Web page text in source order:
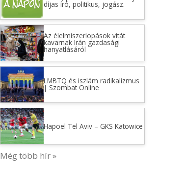
Hapoel Tel Aviv – GKS Katowice
Ijesztő, milyen könnyedén
tudnak játszadozni amerikai
városok ivóvizével
Magabiztos izraeli siker a DVTK
Stadionban – fotókon a meccs
pillanatai
A víz lett a legveszélyesebb
fegyver? Milliók sorsa múlhat az
Induson
Még több hír »